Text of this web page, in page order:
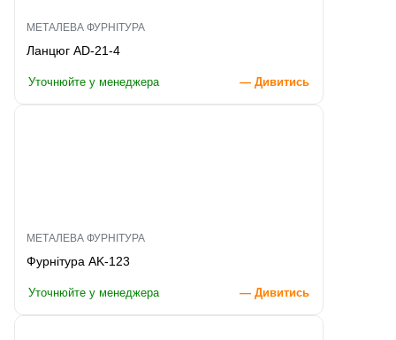
МЕТАЛЕВА ФУРНІТУРА
Ланцюг AD-21-4
Уточнюйте у менеджера — Дивитись
МЕТАЛЕВА ФУРНІТУРА
Фурнітура AK-123
Уточнюйте у менеджера — Дивитись